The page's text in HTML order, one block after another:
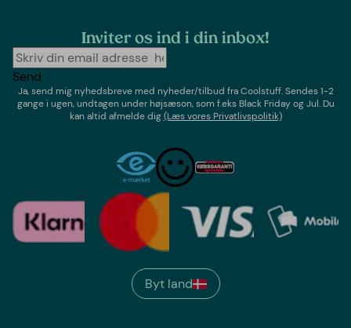
Inviter os ind i din inbox!
Send
Ja, send mig nyhedsbreve med nyheder/tilbud fraCoolstuff. Sendes 1-2
gange i ugen,undtagen under højsæson, som f.eks Black Friday og Jul. Du
kan altid afmelde dig(Læs vores Privatlivspolitik)
Byt land